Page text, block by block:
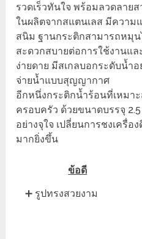
รวดเร็วทันใจ พร้อมลวดลาย
ในผลิตจากสแตนเลส มีความ
สนิม ฐานกระติกสามารถหมุน
สะดวกสบายต่อการใช้งานแล
ง่ายดาย มีสเกลบอกระดับน้ำ
จ่ายน้ำแบบสุญญากาศ
อีกหนึ่งกระติกน้ำร้อนที่เหมา
ครอบครัว ด้วยขนาดบรรจุ
อย่างจุใจ เปลี่ยนการชงเครื่
มากยิ่งขึ้น
ข้อดี
➕ รูปทรงสวยงาม